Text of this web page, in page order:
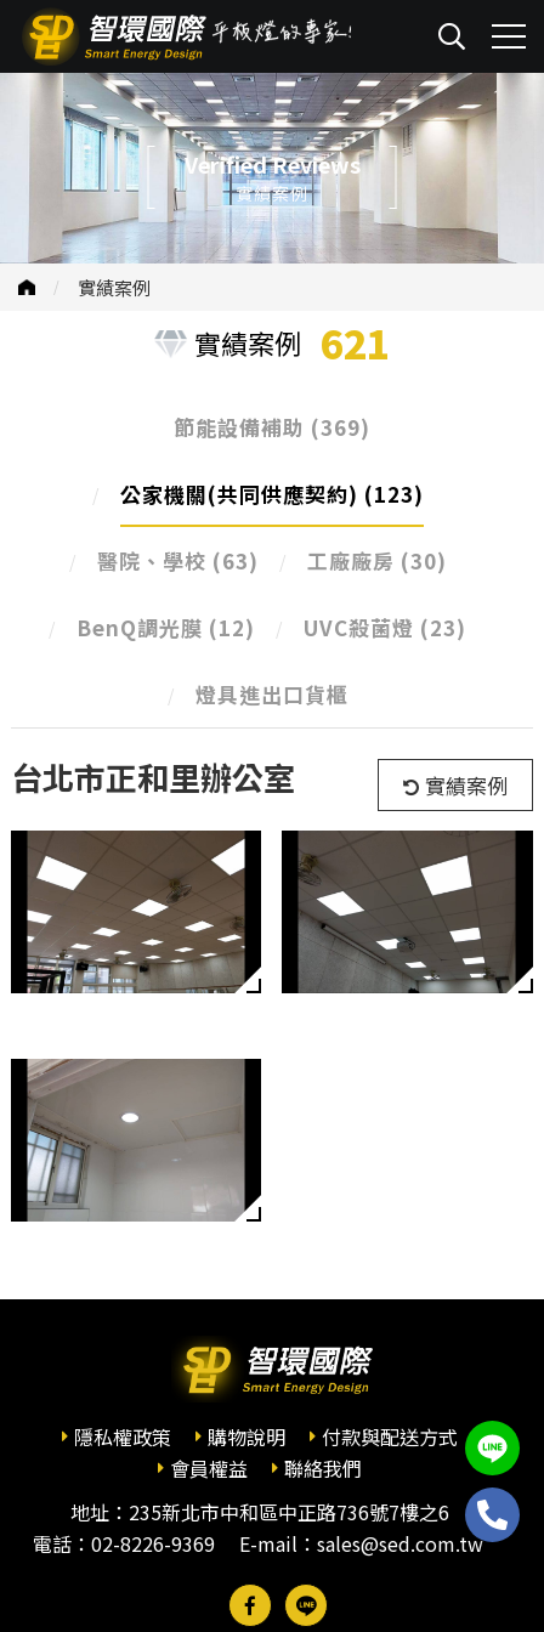
Verified Reviews
實績案例
實績案例
實績案例 621
節能設備補助 (369)
公家機關(共同供應契約) (123)
醫院、學校 (63) 工廠廠房 (30)
BenQ調光膜 (12) UVC殺菌燈 (23)
燈具進出口貨櫃
台北市正和里辦公室 實績案例
隱私權政策 購物說明
付款與配送方式
會員權益
聯絡我們
地址：235新北市中和區中正路736號7樓之6
電話： 02-8226-9369 E-mail：sales@sed.com.tw